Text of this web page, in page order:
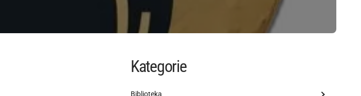
Kategorie
Biblioteka